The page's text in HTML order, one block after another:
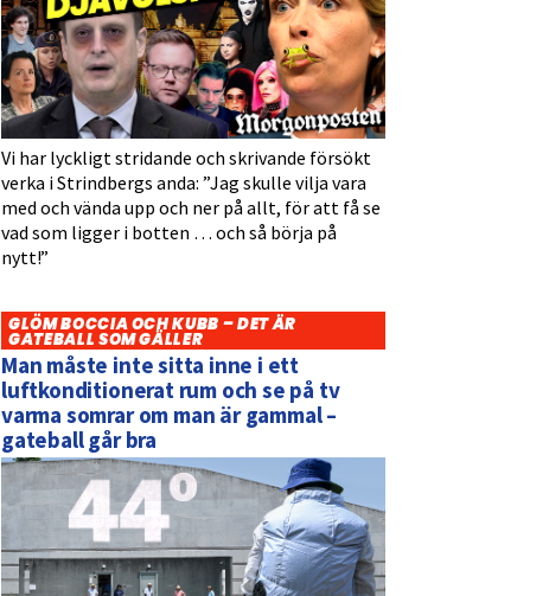
Vi har lyckligt stridande och skrivande försökt
verka i Strindbergs anda: ”Jag skulle vilja vara
med och vända upp och ner på allt, för att få se
vad som ligger i botten … och så börja på
nytt!”
GLÖM BOCCIA OCH KUBB – DET ÄR
GATEBALL SOM GÄLLER
Man måste inte sitta inne i ett
luftkonditionerat rum och se på tv
varma somrar om man är gammal –
gateball går bra